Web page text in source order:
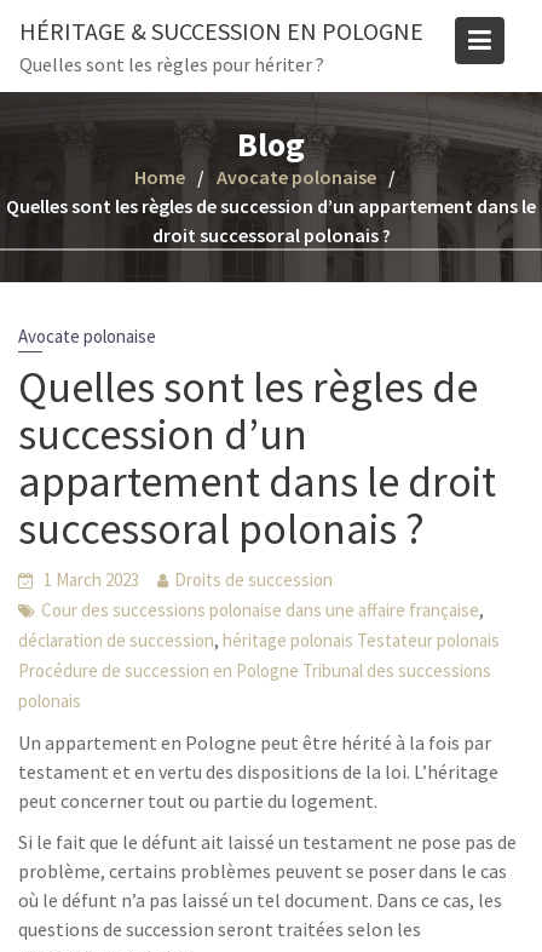
content
HÉRITAGE & SUCCESSION EN POLOGNE
Quelles sont les règles pour hériter ?
Blog
Home
Avocate polonaise
Quelles sont les règles de succession d’un appartement dans le
droit successoral polonais ?
Avocate polonaise
Quelles sont les règles de
succession d’un
appartement dans le droit
successoral polonais ?
1 March 2023
Droits de succession
Cour des successions polonaise dans une affaire française,
déclaration de succession, héritage polonais Testateur polonais
Procédure de succession en Pologne Tribunal des successions
polonais
Un appartement en Pologne peut être hérité à la fois par
testament et en vertu des dispositions de la loi. L’héritage
peut concerner tout ou partie du logement.
Si le fait que le défunt ait laissé un testament ne pose pas de
problème, certains problèmes peuvent se poser dans le cas
où le défunt n’a pas laissé un tel document. Dans ce cas, les
questions de succession seront traitées selon les